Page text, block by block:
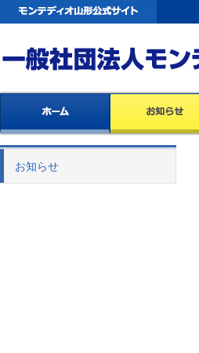
お知らせ